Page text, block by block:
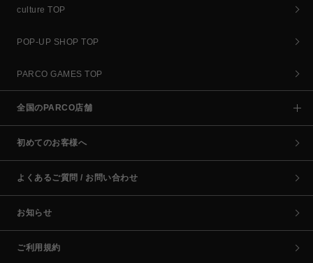
culture TOP
POP-UP SHOP TOP
PARCO GAMES TOP
全国のPARCO店舗
初めてのお客様へ
よくあるご質問 / お問い合わせ
お知らせ
ご利用規約